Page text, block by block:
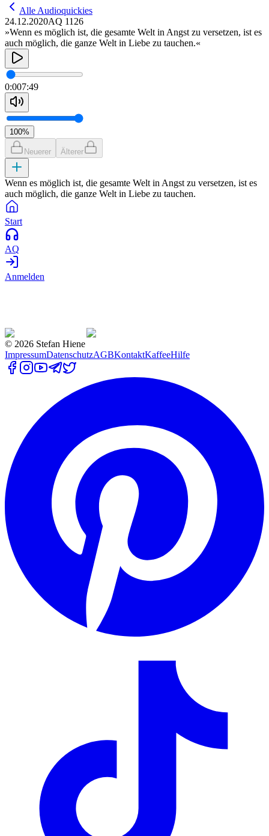
Alle Audioquickies
24.12.2020AQ 1126
»Wenn es möglich ist, die gesamte Welt in Angst zu versetzen, ist es
auch möglich, die ganze Welt in Liebe zu tauchen.«
0:007:49
100%
Neuerer Älterer
Wenn es möglich ist, die gesamte Welt in Angst zu versetzen, ist es
auch möglich, die ganze Welt in Liebe zu tauchen.
Start
AQ
Anmelden
© 2026 Stefan Hiene
ImpressumDatenschutzAGBKontaktKaffeeHilfe